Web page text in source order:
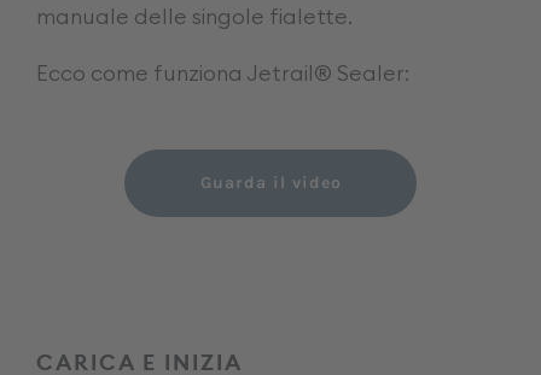
manuale delle singole fialette.
Ecco come funziona Jetrail® Sealer:
Guarda il video
CARICA E INIZIA